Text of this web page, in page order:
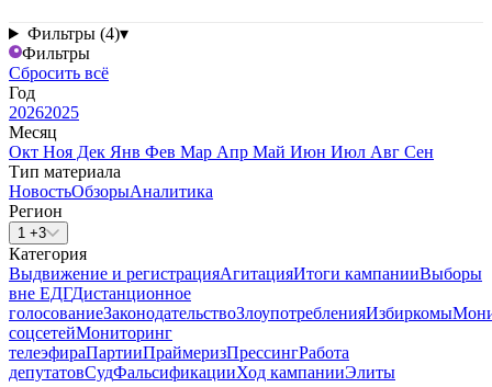
Фильтры (4)▾
Фильтры
Сбросить всё
Год
20262025
Месяц
Окт Ноя Дек Янв Фев Мар Апр Май Июн Июл Авг Сен
Тип материала
НовостьОбзорыАналитика
Регион
1 +3
Категория
Выдвижение и регистрацияАгитацияИтоги кампанииВыборы
вне ЕДГДистанционное
голосованиеЗаконодательствоЗлоупотребленияИзбиркомы
соцсетейМониторинг
телеэфираПартииПраймеризПрессингРабота
депутатовСудФальсификацииХод кампанииЭлиты